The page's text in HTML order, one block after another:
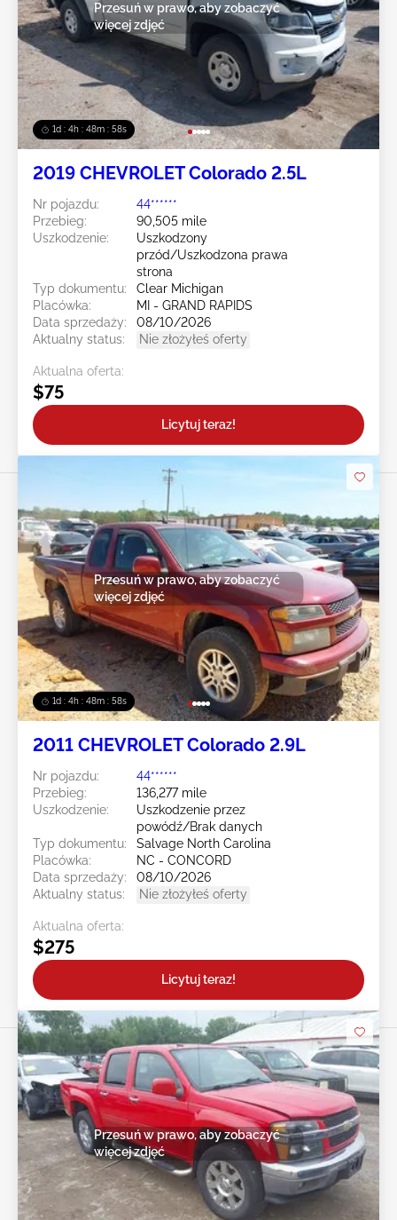
1d : 4h : 48m : 55s
Przesuń w prawo, aby zobaczyć
więcej zdjęć
2019 CHEVROLET Colorado 2.5L
Nr pojazdu:
44******
Przebieg:
90,505 mile
Uszkodzenie:
Uszkodzony
przód/Uszkodzona prawa
strona
Typ dokumentu:
Clear Michigan
Placówka:
MI - GRAND RAPIDS
Data sprzedaży:
08/10/2026
Aktualny status:
Nie złożyłeś oferty
Aktualna oferta:
$75
Licytuj teraz!
1d : 4h : 48m : 55s
Przesuń w prawo, aby zobaczyć
więcej zdjęć
2011 CHEVROLET Colorado 2.9L
Nr pojazdu:
44******
Przebieg:
136,277 mile
Uszkodzenie:
Uszkodzenie przez
powódź/Brak danych
Typ dokumentu:
Salvage North Carolina
Placówka:
NC - CONCORD
Data sprzedaży:
08/10/2026
Aktualny status:
Nie złożyłeś oferty
Aktualna oferta:
$275
Licytuj teraz!
Przesuń w prawo, aby zobaczyć
więcej zdjęć